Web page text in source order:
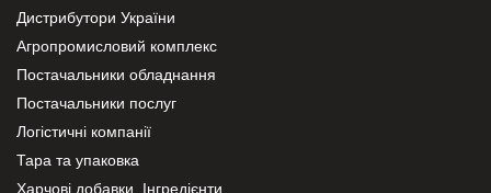
Дистрибутори України
Агропромисловий комплекс
Постачальники обладнання
Постачальники послуг
Логістичні компанії
Тара та упаковка
Харчові добавки. Інгредієнти.